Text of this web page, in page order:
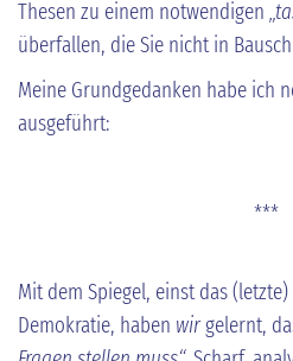
Thesen zu einem notwendigen
überfallen, die Sie nicht in
Meine Grundgedanken habe ich
ausgeführt:
***
Mit dem Spiegel, einst das
Demokratie, haben wirgelernt,